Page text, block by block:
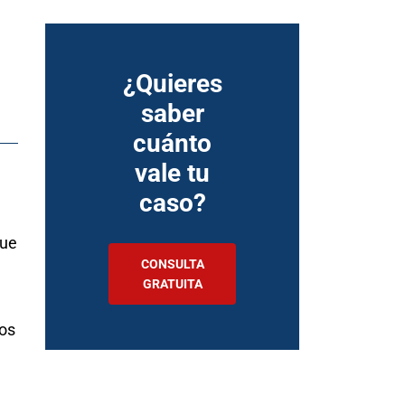
¿Quieres
saber
cuánto
vale tu
caso?
CONSULTA
GRATUITA